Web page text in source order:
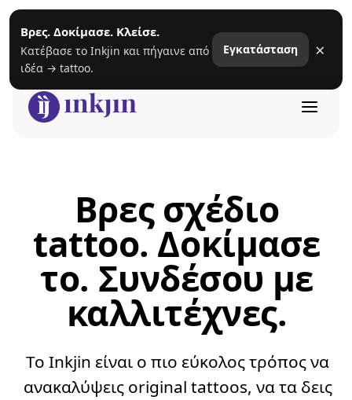
Βρες σχέδιο
tattoo. Δοκίμασε
το. Συνδέσου με
καλλιτέχνες.
Το Inkjin είναι ο πιο εύκολος τρόπος να
ανακαλύψεις original tattoos, να τα δεις
Βρες. Δοκίμασε. Κλείσε.
Κατέβασε το Inkjin και πήγαινε από
ιδέα → tattoo.
Εγκατάσταση ×